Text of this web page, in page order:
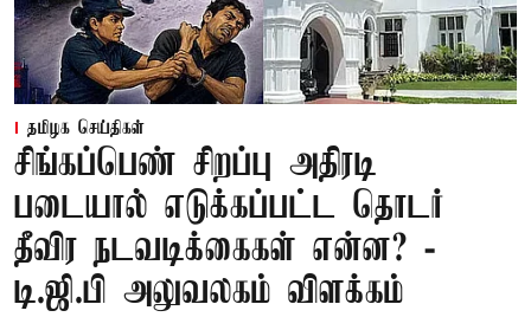
தமிழக செய்திகள்
சிங்கப்பெண் சிறப்பு அதிரடி
படையால் எடுக்கப்பட்ட தொடர்
தீவிர நடவடிக்கைகள் என்ன? -
டி.ஜி.பி அலுவலகம் விளக்கம்